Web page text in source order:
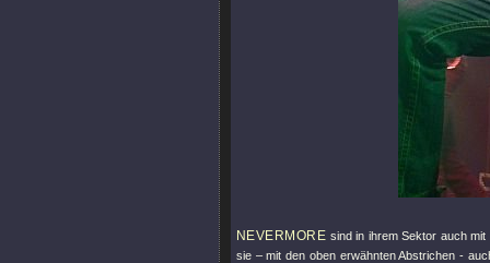
NEVERMORE sind in ihrem Sektor auch
sie – mit den oben erwähnten Abstrichen -